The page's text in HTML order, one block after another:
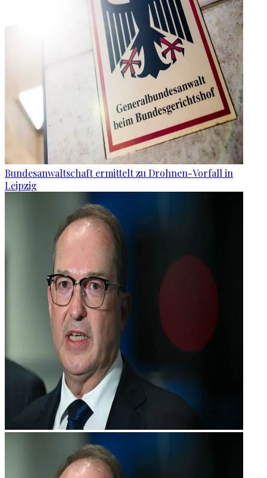
Bundesanwaltschaft ermittelt zu Drohnen-Vorfall in
Leipzig